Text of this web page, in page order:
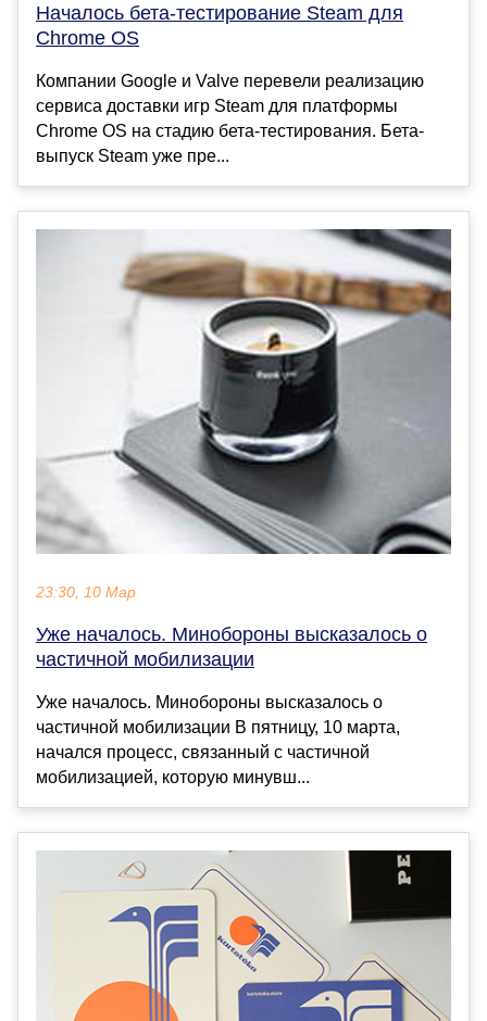
Началось бета-тестирование Steam для
Chrome OS
Компании Google и Valve перевели реализацию
сервиса доставки игр Steam для платформы
Chrome OS на стадию бета-тестирования. Бета-
выпуск Steam уже пре...
23:30, 10 Мар
Уже началось. Минобороны высказалось о
частичной мобилизации
Уже началось. Минобороны высказалось о
частичной мобилизации В пятницу, 10 марта,
начался процесс, связанный с частичной
мобилизацией, которую минувш...